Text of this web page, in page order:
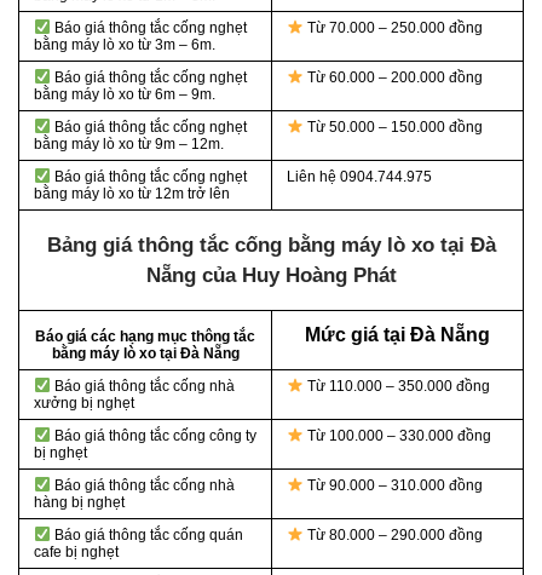
Báo giá thông tắc cống nghẹt
bằng máy lò xo từ 3m – 6m.
Từ 70.000 – 250.000 đồng
Báo giá thông tắc cống nghẹt
bằng máy lò xo từ 6m – 9m.
Từ 60.000 – 200.000 đồng
Báo giá thông tắc cống nghẹt
bằng máy lò xo từ 9m – 12m.
Từ 50.000 – 150.000 đồng
Báo giá thông tắc cống nghẹt
bằng máy lò xo từ 12m trở lên
Liên hệ 0904.744.975
Bảng giá thông tắc cống bằng máy lò xo tại Đà
Nẵng của Huy Hoàng Phát
Báo giá các hạng mục thông tắc
bằng máy lò xo tại Đà Nẵng
Mức giá tại Đà Nẵng
Báo giá thông tắc cống nhà
xưởng bị nghẹt
Từ 110.000 – 350.000 đồng
Báo giá thông tắc cống công ty
bị nghẹt
Từ 100.000 – 330.000 đồng
Báo giá thông tắc cống nhà
hàng bị nghẹt
Từ 90.000 – 310.000 đồng
Báo giá thông tắc cống quán
cafe bị nghẹt
Từ 80.000 – 290.000 đồng